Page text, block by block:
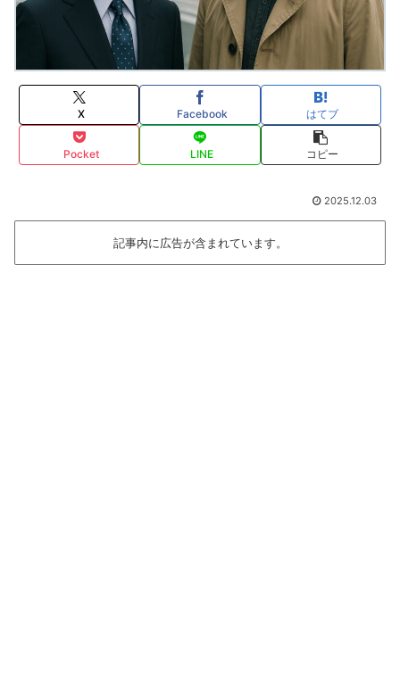
X Facebook はてブ
Pocket LINE コピー
2025.12.03
記事内に広告が含まれています。